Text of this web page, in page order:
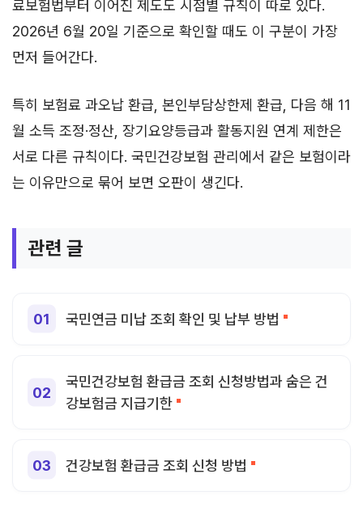
료보험법부터 이어진 제도도 시점별 규칙이 따로 있다.
2026년 6월 20일 기준으로 확인할 때도 이 구분이 가장
먼저 들어간다.
특히 보험료 과오납 환급, 본인부담상한제 환급, 다음 해 11
월 소득 조정·정산, 장기요양등급과 활동지원 연계 제한은
서로 다른 규칙이다. 국민건강보험 관리에서 같은 보험이라
는 이유만으로 묶어 보면 오판이 생긴다.
관련 글
국민연금 미납 조회 확인 및 납부 방법
국민건강보험 환급금 조회 신청방법과 숨은 건
강보험금 지급기한
건강보험 환급금 조회 신청 방법